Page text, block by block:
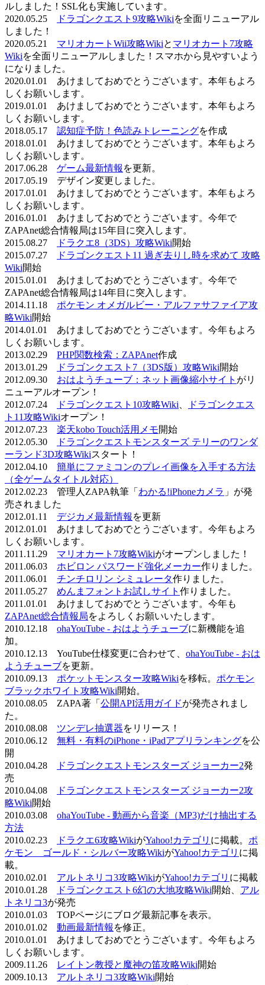
ルしました！SSL化も実施しています。
2020.05.25
ドラゴンクエスト9攻略Wikiを全面リニューアル
しました！
2020.05.21 マリオカートWii攻略Wikiと マリオカート7攻略
Wikiを全面リニューアルしました！スマホから見やすいよう
になりました。
2020.01.01 あけましておめでとうございます。本年もよろ
しくお願いします。
2019.01.01 あけましておめでとうございます。本年もよろ
しくお願いします。
2018.05.17 認知症予防！色読みトレーニングを作成
2018.01.01 あけましておめでとうございます。本年もよろ
しくお願いします。
2017.06.28 ゲーム最新情報 を更新。
2017.05.19 デザイン変更しました。
2017.01.01 あけましておめでとうございます。本年もよろ
しくお願いします。
2016.01.01 あけましておめでとうございます。今年で
ZAPAnet総合情報局は15年目に突入します。
2015.08.27
ドラクエ8（3DS）攻略Wiki開始
2015.07.27
ドラゴンクエスト11 過ぎ去りし時を求めて 攻略
Wiki開始
2015.01.01 あけましておめでとうございます。今年で
ZAPAnet総合情報局は14年目に突入します。
2014.11.18 ポケモン オメガルビー・アルファサファイア攻
略Wiki開始
2014.01.01 あけましておめでとうございます。今年もよろ
しくお願いします。
2013.02.29 PHP関数検索：ZAPAnet作成
2013.01.29
ドラゴンクエスト7（3DS版）攻略Wiki開始
2012.09.30 おはようチューブ：ネット画像縮小サイト がリ
ニューアルオープン！
2012.07.24
ドラゴンクエスト10攻略Wiki
ドラゴンクエス
ト11攻略Wikiオープン！
2012.07.23 楽天kobo Touch活用メモ開始
2012.05.30
ドラゴンクエストモンスターズ テリーのワンダ
ーランド3D攻略Wikiスタート！
2012.04.10 簡単にファミコンのプレイ画像を入手する方法
（全ゲームタイトル対応）
2012.02.23 管理人ZAPA執筆「 わかる!iPhoneカメラ 」が発
売されました
2012.01.11 デジカメ最新情報 を更新
2012.01.01 あけましておめでとうございます。今年もよろ
しくお願いします。
2011.11.29 マリオカート7攻略Wikiがオープンしました！
2011.06.03 ホビロン パスワード強化メーカー作りました。
2011.06.01 チンチロリン シミュレータ作りました。
2011.05.27 めんまフォントお試しサイト 作りました。
2011.01.01 あけましておめでとうございます。今年も
ZAPAnet総合情報局をよろしくお願いいたします。
2010.12.18 ohaYouTube - おはようチューブに新機能を追
加。
2010.12.13 YouTube仕様変更に合わせて、 ohaYouTube - おは
ようチューブを更新。
2010.09.13 ポケットモンスター攻略Wikiを移転。 ポケモン
ブラックホワイト攻略Wiki開始。
2010.08.05 ZAPA著「 公開API活用ガイドが発売されまし
た。
2010.08.08 ツンデレ抽選器をリリース！
2010.06.12 無料・有料のiPhone・iPadアプリランキングを公
開
2010.04.28
ドラゴンクエストモンスターズ ジョーカー2発
売
2010.04.08
ドラゴンクエストモンスターズ ジョーカー2攻
略Wiki開始
2010.03.08 ohaYouTube - 動画から音楽（MP3)だけ抽出する
方法
2010.02.23
ドラクエ6攻略WikiがYahoo!カテゴリ に掲載。 ポ
ケモン ゴールド・シルバー攻略WikiがYahoo!カテゴリ に掲
載。
2010.02.01 アルトネリコ3攻略WikiがYahoo!カテゴリ に掲載
2010.01.28
ドラゴンクエスト6幻の大地攻略Wiki開始、 アル
トネリコ3が発売
2010.01.03 TOPページにブログ最新記事を表示。
2010.01.02 動画最新情報 を修正。
2010.01.01 あけましておめでとうございます。今年もよろ
しくお願いします。
2009.11.26
レイトン教授と魔神の笛攻略Wiki開始
2009.10.13 アルトネリコ3攻略Wiki開始